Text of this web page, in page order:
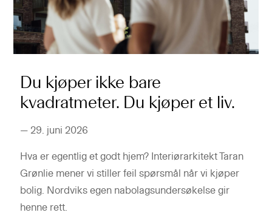
Du kjøper ikke bare
kvadratmeter. Du kjøper et liv.
— 29. juni 2026
Hva er egentlig et godt hjem? Interiørarkitekt Taran
Grønlie mener vi stiller feil spørsmål når vi kjøper
bolig. Nordviks egen nabolagsundersøkelse gir
henne rett.